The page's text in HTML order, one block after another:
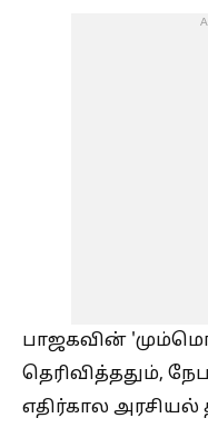
பாஜகவின்
தெரிவித்ததும்,
எதிர்கால